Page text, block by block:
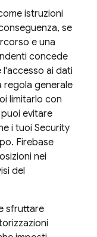
istruzioni
se
e una
concede
ai dati
regola generale
limitarlo con
evitare
i tuoi Security
Firebase
nei
del
sfruttare